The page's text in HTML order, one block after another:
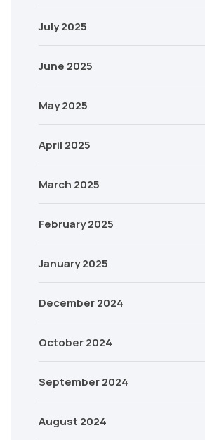
July 2025
June 2025
May 2025
April 2025
March 2025
February 2025
January 2025
December 2024
October 2024
September 2024
August 2024